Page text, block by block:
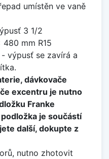
umístěn ve vaně
3 1/2
mm R15
výpusť se zavírá a
dávkovače
excentru je nutno
Franke
je součástí
další, dokupte z
nutno zhotovit